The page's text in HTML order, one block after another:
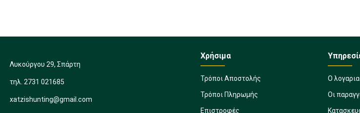
Λυκούργου 29, Σπάρτη
τηλ. 2731 021685
xatzishunting@gmail.com
Χρήσιμα
Τρόποι Αποστολής
Τρόποι Πληρωμής
Επιστροφές
Ο
Οι